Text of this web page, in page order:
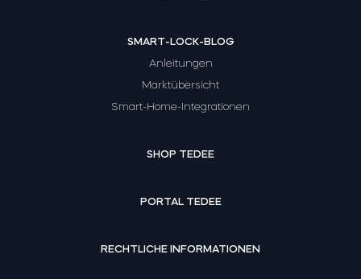
SMART-LOCK-BLOG
Anleitungen
Marktübersicht
Smart-Home-Integrationen
SHOP TEDEE
PORTAL TEDEE
RECHTLICHE INFORMATIONEN